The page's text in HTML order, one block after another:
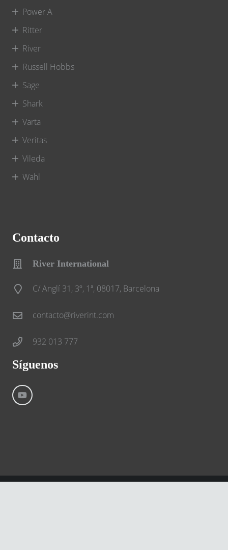
Power A
Ritter
River
Russell Hobbs
Sage
Shark
Varta
Veritas
Vileda
Wahl
Contacto
River International
C/ Anglí 31, 3º, 1ª, 08017, Barcelona
contacto@riverint.com
932 013 777
Síguenos